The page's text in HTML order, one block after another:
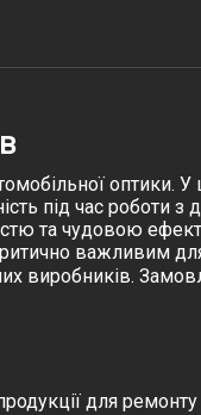
оптики. У
під час роботи
та чудовою
важливим
виробників.
для ремонту